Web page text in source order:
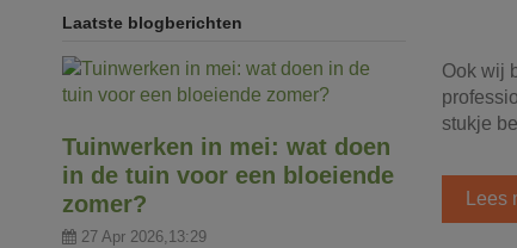
Ook wij
stukje
Lees
Laatste blogberichten
Tuinwerken in mei: wat doen
in de tuin voor een bloeiende
zomer?
27 Apr 2026,13:29